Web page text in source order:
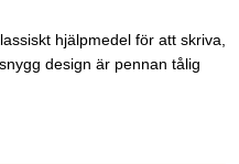
hjälpmedel för att skriva,
design är pennan tålig